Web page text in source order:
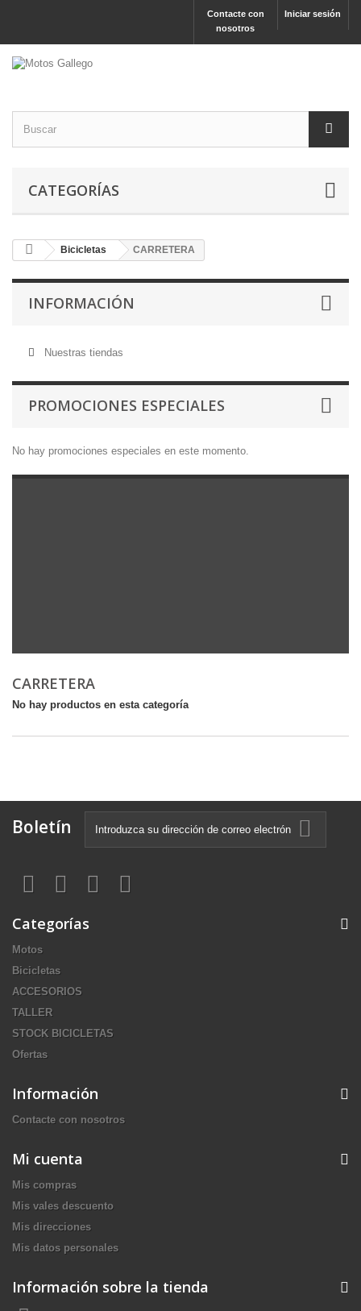
Iniciar sesión
Contacte con
nosotros
CATEGORÍAS
Bicicletas CARRETERA
INFORMACIÓN
Nuestras tiendas
PROMOCIONES ESPECIALES
No hay promociones especiales en este momento.
CARRETERA
No hay productos en esta categoría
Boletín
Categorías
Motos
Bicicletas
ACCESORIOS
TALLER
STOCK BICICLETAS
Ofertas
Información
Contacte con nosotros
Mi cuenta
Mis compras
Mis vales descuento
Mis direcciones
Mis datos personales
Información sobre la tienda